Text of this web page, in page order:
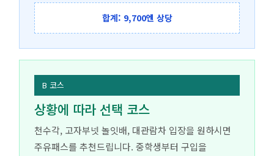
합계: 9,700엔 상당
B 코스
상황에 따라 선택 코스
천수각, 고자부넷 놀잇배, 대관람차 입장을 원하시면
주유패스를 추천드립니다. 중학생부터 구입을